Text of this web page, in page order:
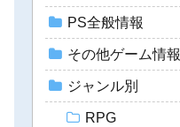
PS全般情報
その他ゲーム情報
ジャンル別
RPG